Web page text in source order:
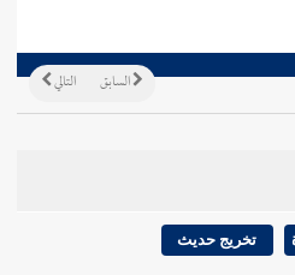
التالي السابق
تخريج حديث